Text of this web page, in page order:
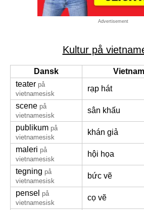
Advertisement
Kultur på
Dansk
teater på
vietnamesisk
rạp hát
scene på
vietnamesisk
sân khấu
publikum på
vietnamesisk
khán giả
maleri på
vietnamesisk
hội họa
tegning på
vietnamesisk
bức vẽ
pensel på
vietnamesisk
cọ vẽ